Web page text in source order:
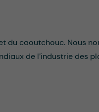
du caoutchouc. Nous
de l’industrie des